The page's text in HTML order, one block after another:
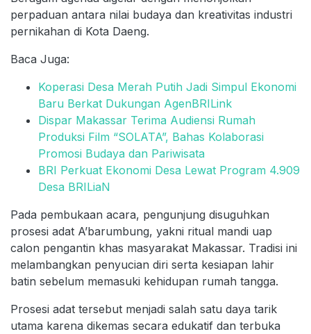
perpaduan antara nilai budaya dan kreativitas industri
pernikahan di Kota Daeng.
Baca Juga:
Koperasi Desa Merah Putih Jadi Simpul Ekonomi
Baru Berkat Dukungan AgenBRILink
Dispar Makassar Terima Audiensi Rumah
Produksi Film “SOLATA”, Bahas Kolaborasi
Promosi Budaya dan Pariwisata
BRI Perkuat Ekonomi Desa Lewat Program 4.909
Desa BRILiaN
Pada pembukaan acara, pengunjung disuguhkan
prosesi adat A’barumbung, yakni ritual mandi uap
calon pengantin khas masyarakat Makassar. Tradisi ini
melambangkan penyucian diri serta kesiapan lahir
batin sebelum memasuki kehidupan rumah tangga.
Prosesi adat tersebut menjadi salah satu daya tarik
utama karena dikemas secara edukatif dan terbuka